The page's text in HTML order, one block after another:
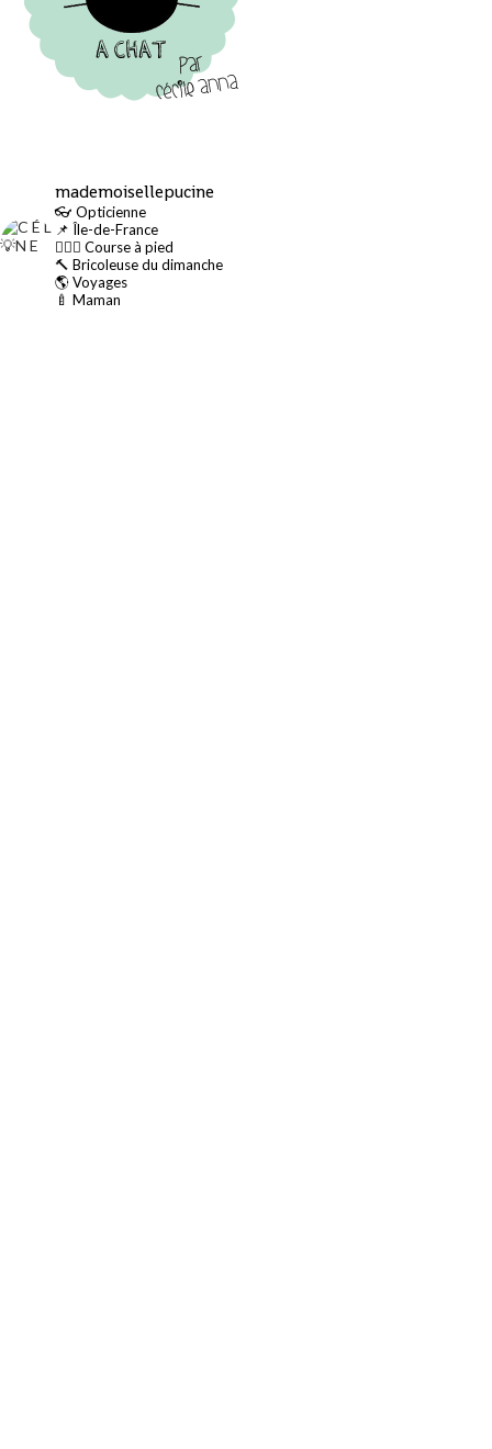
mademoisellepucine
👓 Opticienne
📌 Île-de-France
🏃🏻‍♀️ Course à pied
🔨 Bricoleuse du dimanche
🌎 Voyages
🍼 Maman